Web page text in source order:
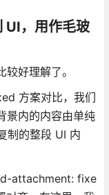
，用作毛玻
好理解了。
方案对比，我们
景内的内容由单纯
制的整段 UI 内
attachment: fixe